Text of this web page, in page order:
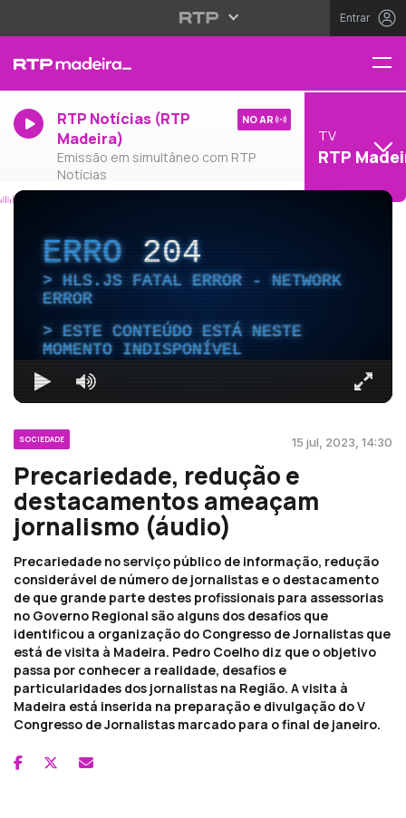
Entrar
RTP Notícias (RTP
Madeira)
Emissão em simultâneo com RTP
Notícias
NO AR
TV
RTP
ERRO204
HLS.JS FATAL ERROR - NETWORK
ERROR
ESTE CONTEÚDO ESTÁ NESTE
MOMENTO INDISPONÍVEL
SOCIEDADE 15 jul, 2023, 14:30
Precariedade, redução e
destacamentos ameaçam
jornalismo (áudio)
Precariedade no serviço público de informação, redução
considerável de número de jornalistas e o destacamento
de que grande parte destes profissionais para assessorias
no Governo Regional são alguns dos desafios que
identificou a organização do Congresso de Jornalistas que
está de visita à Madeira. Pedro Coelho diz que o objetivo
passa por conhecer a realidade, desafios e
particularidades dos jornalistas na Região. A visita à
Madeira está inserida na preparação e divulgação do V
Congresso de Jornalistas marcado para o final de janeiro.